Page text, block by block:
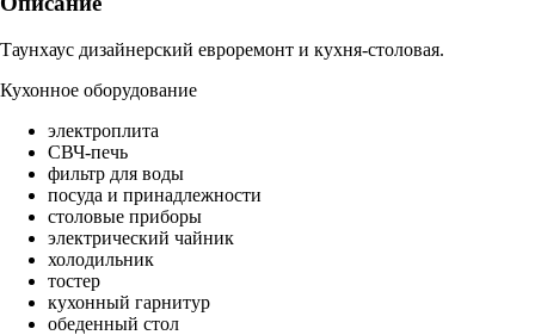
Таунхаус дизайнерский евроремонт и кухня-столовая.
Кухонное оборудование
электроплита
СВЧ-печь
фильтр для воды
посуда и принадлежности
столовые приборы
электрический чайник
холодильник
тостер
кухонный гарнитур
обеденный стол